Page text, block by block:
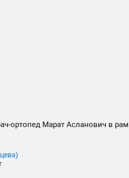
ортопед Марат Асланович в